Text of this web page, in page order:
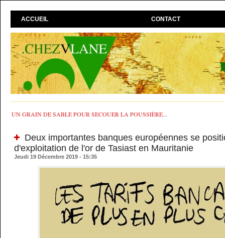
ACCUEIL CONTACT
UN GRAIN DE SABLE POUR SECOUER LA POUSSIÈRE...
Deux importantes banques européennes se
d'exploitation de l'or de Tasiast en Mauritanie
Jeudi 19 Décembre 2019 - 15:35